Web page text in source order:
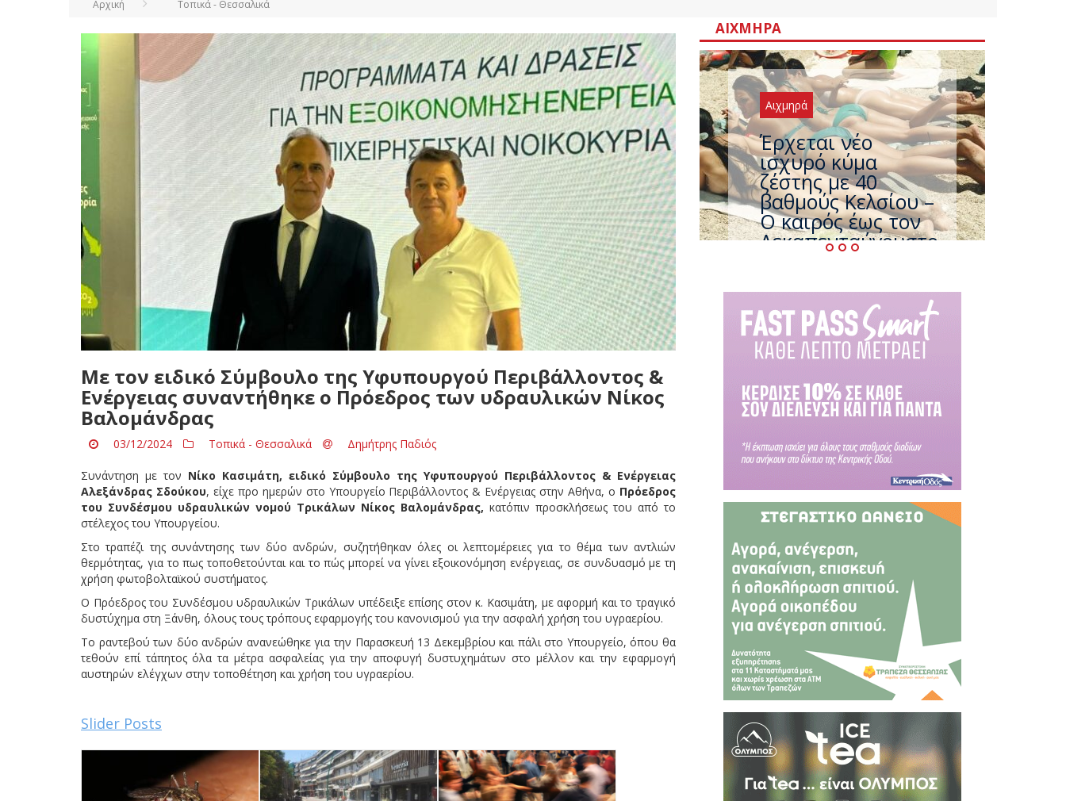
Αρχική Τοπικά - Θεσσαλικά
Με τον ειδικό Σύμβουλο της Υφυπουργού Περιβάλλοντος &
Ενέργειας συναντήθηκε ο Πρόεδρος των υδραυλικών Νίκος
Βαλομάνδρας
03/12/2024 Τοπικά - Θεσσαλικά Δημήτρης Παδιός
Συνάντηση με τον Νίκο Κασιμάτη, ειδικό Σύμβουλο της Υφυπουργού Περιβάλλοντος & Ενέργειας
Αλεξάνδρας Σδούκου, είχε προ ημερών στο Υπουργείο Περιβάλλοντος & Ενέργειας στην Αθήνα, ο Πρόεδρος
του Συνδέσμου υδραυλικών νομού Τρικάλων Νίκος Βαλομάνδρας, κατόπιν προσκλήσεως του από το
στέλεχος του Υπουργείου.
Στο τραπέζι της συνάντησης των δύο ανδρών, συζητήθηκαν όλες οι λεπτομέρειες για το θέμα των αντλιών
θερμότητας, για το πως τοποθετούνται και το πώς μπορεί να γίνει εξοικονόμηση ενέργειας, σε συνδυασμό με τη
χρήση φωτοβολταϊκού συστήματος.
Ο Πρόεδρος του Συνδέσμου υδραυλικών Τρικάλων υπέδειξε επίσης στον κ. Κασιμάτη, με αφορμή και το τραγικό
δυστύχημα στη Ξάνθη, όλους τους τρόπους εφαρμογής του κανονισμού για την ασφαλή χρήση του υγραερίου.
Το ραντεβού των δύο ανδρών ανανεώθηκε για την Παρασκευή 13 Δεκεμβρίου και πάλι στο Υπουργείο, όπου θα
τεθούν επί τάπητος όλα τα μέτρα ασφαλείας για την αποφυγή δυστυχημάτων στο μέλλον και την εφαρμογή
αυστηρών ελέγχων στην τοποθέτηση και χρήση του υγραερίου.
Slider Posts
ΑΙΧΜΗΡΆ
Αιχμηρά
Άφαντος ο
Τσίπρας… την ώρα
που η χώρα
καίγεται